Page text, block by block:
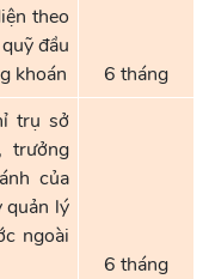
theo
đầu
khoán
6 tháng
trụ sở
trưởng
của
quản lý
ngoài
6 tháng